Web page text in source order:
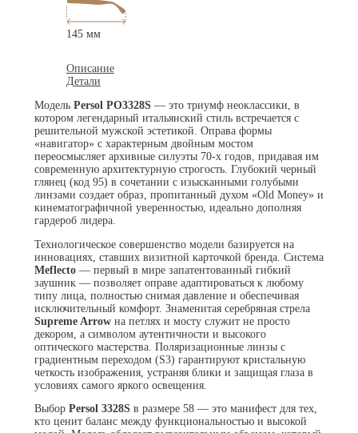
145 мм
Описание
Детали
Модель Persol PO3328S— это триумф неоклассики, в
котором легендарный итальянский стиль встречается с
решительной мужской эстетикой. Оправа формы
«навигатор» с характерным двойным мостом
переосмысляет архивные силуэты 70-х годов, придавая им
современную архитектурную строгость. Глубокий черный
глянец (код 95) в сочетании с изысканными голубыми
линзами создает образ, пропитанный духом «Old Money» и
кинематографичной уверенностью, идеально дополняя
гардероб лидера.
Технологическое совершенство модели базируется на
инновациях, ставших визитной карточкой бренда. Система
Meflecto— первый в мире запатентованный гибкий
заушник — позволяет оправе адаптироваться к любому
типу лица, полностью снимая давление и обеспечивая
исключительный комфорт. Знаменитая серебряная стрела
Supreme Arrowна петлях и мосту служит не просто
декором, а символом аутентичности и высокого
оптического мастерства. Поляризационные линзы с
градиентным переходом (S3) гарантируют кристальную
четкость изображения, устраняя блики и защищая глаза в
условиях самого яркого освещения.
Выбор Persol 3328Sв размере 58 — это манифест для тех,
кто ценит баланс между функциональностью и высокой